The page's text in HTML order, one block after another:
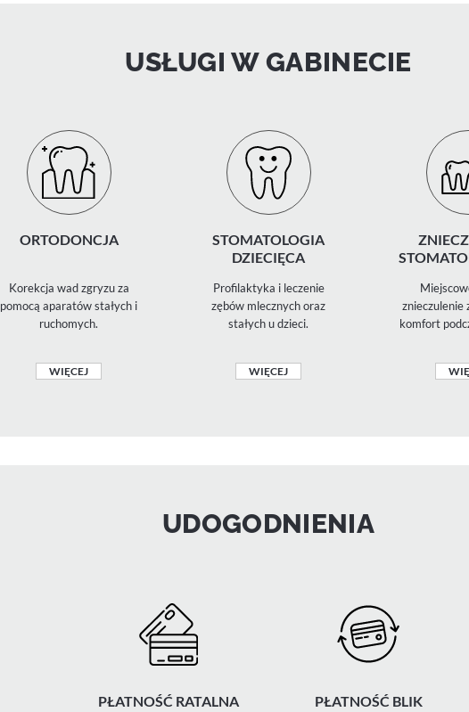
USŁUGI W GABINECIE
ORTODONCJA
Korekcja wad zgryzu za
pomocą aparatów stałych i
ruchomych.
WIĘCEJ
STOMATOLOGIA
DZIECIĘCA
Profilaktyka i leczenie
zębów mlecznych oraz
stałych u dzieci.
WIĘCEJ
znieczulenie
komfort
UDOGODNIENIA
PŁATNOŚĆ RATALNA PŁATNOŚĆ BLIK